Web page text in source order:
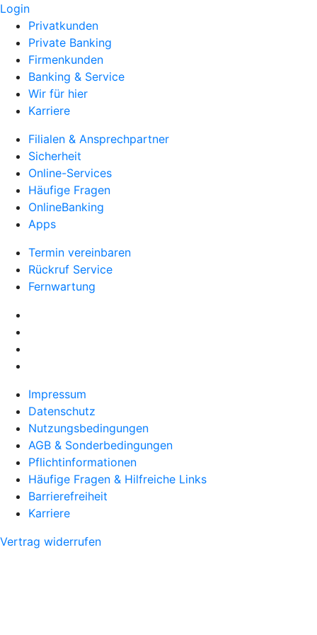
Login
Privatkunden
Private Banking
Firmenkunden
Banking & Service
Wir für hier
Karriere
Filialen & Ansprechpartner
Sicherheit
Online-Services
Häufige Fragen
OnlineBanking
Apps
Termin vereinbaren
Rückruf Service
Fernwartung
Impressum
Datenschutz
Nutzungsbedingungen
AGB & Sonderbedingungen
Pflichtinformationen
Häufige Fragen & Hilfreiche Links
Barrierefreiheit
Karriere
Vertrag widerrufen